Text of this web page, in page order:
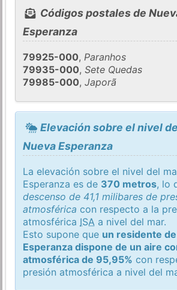
Códigos postales de
Esperanza
79925-000,Paranhos
79935-000,Sete Quedas
79985-000,Japorã
Elevación sobre el nivel
Nueva Esperanza
La elevación sobre el nivel del
Esperanza es de 370 metros, lo
descenso de 41,1 milibares de
atmosférica con respecto a la
atmosférica ISA a nivel del mar.
Esto supone que un residente
Esperanza dispone de un aire
atmosférica de 95,95% con
presión atmosférica a nivel del